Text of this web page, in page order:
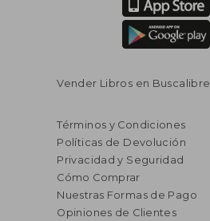
Vender Libros en Buscalibre
Términos y Condiciones
Políticas de Devolución
Privacidad y Seguridad
Cómo Comprar
Nuestras Formas de Pago
Opiniones de Clientes